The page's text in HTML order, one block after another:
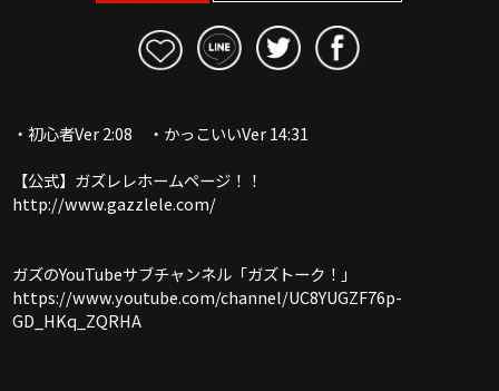
・初心者Ver 2:08 ・かっこいいVer 14:31
【公式】ガズレレホームページ！！
http://www.gazzlele.com/
ガズのYouTubeサブチャンネル「ガズトーク！」
https://www.youtube.com/channel/UC8YUGZF76p-
GD_HKq_ZQRHA